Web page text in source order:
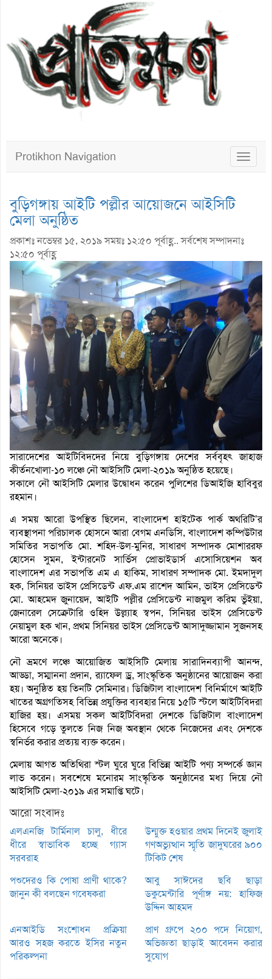
Toggle
Protikhon Navigation
বুড়িগঙ্গায় আইটি পল্লীর আয়োজনে আইসিটি
মেলা অনুষ্ঠিত
প্রকাশঃ নভেম্বর ১৫, ২০১৯ সময়ঃ ১২:৫০ পূর্বাহ্ণ.. সর্বশেষ সম্পাদনাঃ
১২:৫০ পূর্বাহ্ণ
সারাদেশের আইটিবিদদের নিয়ে বুড়িগঙ্গায় দেশের সর্ববৃহৎ জাহাজ
কীর্তনখোলা-১০ লঞ্চে নৌ আইসিটি মেলা-২০১৯ অনুষ্ঠিত হয়েছে।
সকালে নৌ আইসিটি মেলার উদ্বোধন করেন পুলিশের ডিআইজি হাবিবুর
রহমান।
এ সময় আরো উপস্থিত ছিলেন, বাংলাদেশ হাইটেক পার্ক অথরিটি’র
ব্যবস্থাপনা পরিচালক হোসনে আরা বেগম এনডিসি, বাংলাদেশ কম্পিউটার
সমিতির সভাপতি মো. শহিদ-উল-মুনির, সাধারণ সম্পাদক মোশাররফ
হোসেন সুমন, ইন্টারনেট সার্ভিস প্রোভাইডার্স এসোসিয়েশন অব
বাংলাদেশ এর সভাপতি এম এ হাকিম, সাধারণ সম্পাদক মো. ইমদাদুল
হক, সিনিয়র ভাইস প্রেসিডেন্ট এফ.এম রাশেদ আমিন, ভাইস প্রেসিডেন্ট
মো. আহমেদ জুনায়েদ, আইটি পল্লীর প্রেসিডেন্ট নাজমুল করিম ভুঁইয়া,
জেনারেল সেক্রেটারি ওহিদ উল্ল্যাহ স্বপন, সিনিয়র ভাইস প্রেসিডেন্ট
নেয়ামুল হক খান, প্রথম সিনিয়র ভাইস প্রেসিডেন্ট আসাদুজ্জামান সুজনসহ
আরো অনেকে।
নৌ ভ্রমণে লঞ্চে আয়োজিত আইসিটি মেলায় সারাদিনব্যাপী আনন্দ,
আড্ডা, সম্মাননা প্রদান, র‌্যাফেল ড্র, সাংস্কৃতিক অনুষ্ঠানের আয়োজন করা
হয়। অনুষ্ঠিত হয় তিনটি সেমিনার। ডিজিটাল বাংলাদেশ বিনির্মাণে আইটি
খাতের অগ্রগতিসহ বিভিন্ন প্রযুক্তির ব্যবহার নিয়ে ১৫টি স্টলে আইটিবিদরা
হাজির হয়। এসময় সকল আইটিবিদরা দেশকে ডিজিটাল বাংলাদেশ
হিসেবে গড়ে তুলতে নিজ নিজ অবস্থান থেকে নিজেদের এবং দেশকে
স্বনির্ভর করার প্রত্যয় ব্যক্ত করেন।
মেলায় আগত অতিথিরা স্টল ঘুরে ঘুরে বিভিন্ন আইটি পণ্য সম্পর্কে জ্ঞান
লাভ করেন। সবশেষে মনোরম সাংস্কৃতিক অনুষ্ঠানের মধ্য দিয়ে নৌ
আইসিটি মেলা-২০১৯ এর সমাপ্তি ঘটে।
আরো সংবাদঃ
এলএনজি টার্মিনাল চালু, ধীরে
ধীরে স্বাভাবিক হচ্ছে গ্যাস
সরবরাহ
উন্মুক্ত হওয়ার প্রথম দিনেই জুলাই
গণঅভ্যুত্থান স্মৃতি জাদুঘরের ৯০০
টিকিট শেষ
পশুদেরও কি পোষা প্রাণী থাকে?
জানুন কী বলছেন গবেষকরা
আবু সাঈদের ছবি ছাড়া
ডকুমেন্টারি পূর্ণাঙ্গ নয়: হাফিজ
উদ্দিন আহমদ
এনআইডি সংশোধন প্রক্রিয়া
আরও সহজ করতে ইসির নতুন
পরিকল্পনা
প্রাণ গ্রুপে ২০০ পদে নিয়োগ,
অভিজ্ঞতা ছাড়াই আবেদন করার
সুযোগ